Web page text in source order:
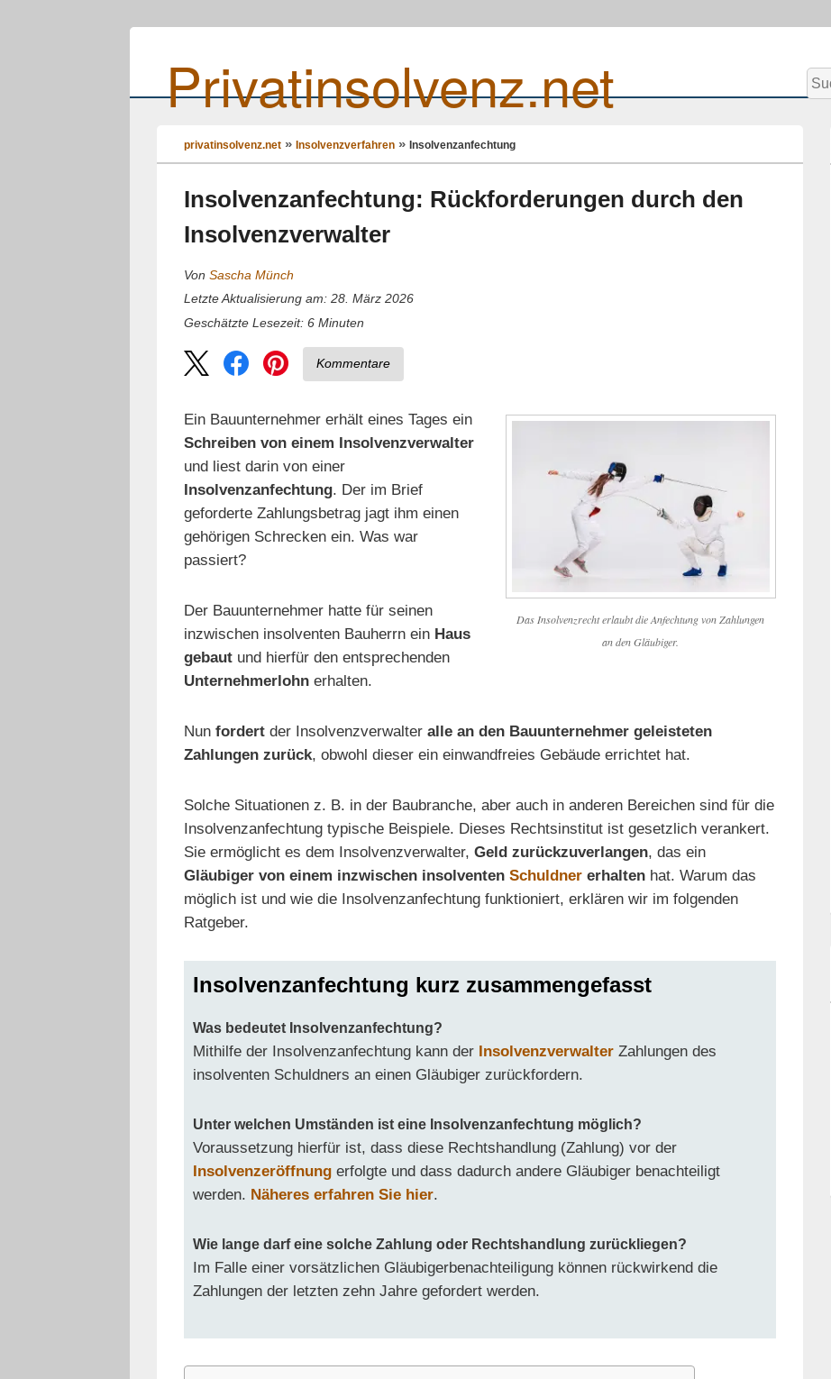
Privatinsolvenz.net
privatinsolvenz.net Insolvenzverfahren Insolvenzanfechtung
Insolvenzanfechtung: Rückforderungen durch den
Insolvenzverwalter
Von Sascha Münch
Letzte Aktualisierung am: 28. März 2026
Geschätzte Lesezeit: 6 Minuten
Kommentare
Das Insolvenzrecht erlaubt die Anfechtung von Zahlungen
an den Gläubiger.
Ein Bauunternehmer erhält eines Tages ein
Schreiben von einem Insolvenzverwalter
und liest darin von einer
Insolvenzanfechtung. Der im Brief
geforderte Zahlungsbetrag jagt ihm einen
gehörigen Schrecken ein. Was war
passiert?
Der Bauunternehmer hatte für seinen
inzwischen insolventen Bauherrn ein Haus
gebautund hierfür den entsprechenden
Unternehmerlohnerhalten.
Nun fordertder Insolvenzverwalter alle an den Bauunternehmer geleisteten
Zahlungen zurück, obwohl dieser ein einwandfreies Gebäude errichtet hat.
Solche Situationen z. B. in der Baubranche, aber auch in anderen Bereichen sind für die
Insolvenzanfechtung typische Beispiele. Dieses Rechtsinstitut ist gesetzlich verankert.
Sie ermöglicht es dem Insolvenzverwalter, Geld zurückzuverlangen, das ein
Gläubiger von einem inzwischen insolventen Schuldnererhaltenhat. Warum das
möglich ist und wie die Insolvenzanfechtung funktioniert, erklären wir im folgenden
Ratgeber.
Insolvenzanfechtung kurz zusammengefasst
Was bedeutet Insolvenzanfechtung?
Mithilfe der Insolvenzanfechtung kann der InsolvenzverwalterZahlungen des
insolventen Schuldners an einen Gläubiger zurückfordern.
Unter welchen Umständen ist eine Insolvenzanfechtung möglich?
Voraussetzung hierfür ist, dass diese Rechtshandlung (Zahlung) vor der
Insolvenzeröffnungerfolgte und dass dadurch andere Gläubiger benachteiligt
werden. Näheres erfahren Sie hier.
Wie lange darf eine solche Zahlung oder Rechtshandlung zurückliegen?
Im Falle einer vorsätzlichen Gläubigerbenachteiligung können rückwirkend die
Zahlungen der letzten zehn Jahre gefordert werden.